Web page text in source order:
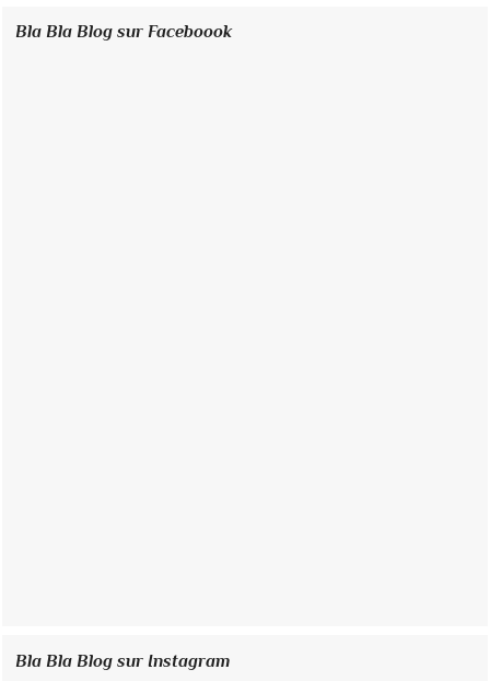
Bla Bla Blog sur Faceboook
Bla Bla Blog sur Instagram